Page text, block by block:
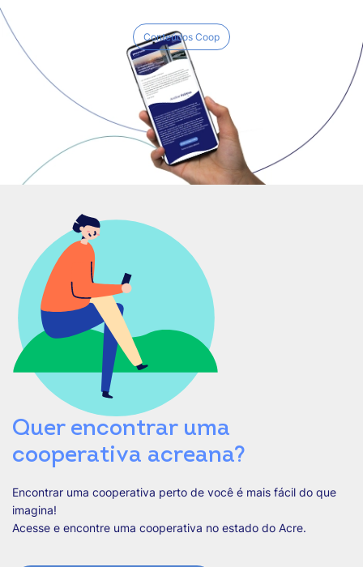
Conteúdos Coop
Quer encontrar uma
cooperativa acreana?
Encontrar uma cooperativa perto de você é mais fácil do que
imagina!
Acesse e encontre uma cooperativa no estado do Acre.